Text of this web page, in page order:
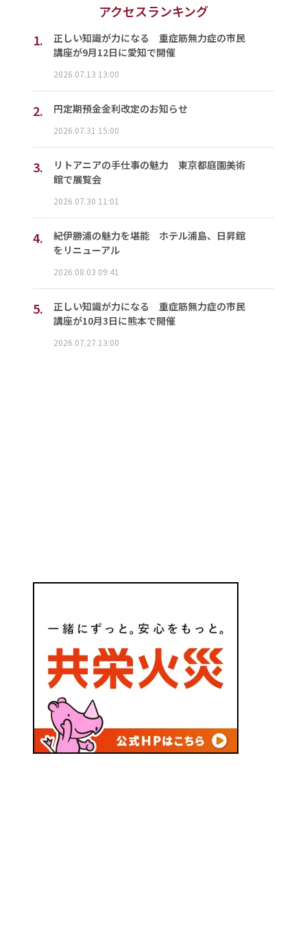
アクセスランキング
1.
正しい知識が力になる 重症筋無力症の市民
講座が9月12日に愛知で開催
2026.07.13 13:00
2. 円定期預金金利改定のお知らせ
2026.07.31 15:00
3.
リトアニアの手仕事の魅力 東京都庭園美術
館で展覧会
2026.07.30 11:01
4.
紀伊勝浦の魅力を堪能 ホテル浦島、日昇館
をリニューアル
2026.08.03 09:41
5.
正しい知識が力になる 重症筋無力症の市民
講座が10月3日に熊本で開催
2026.07.27 13:00